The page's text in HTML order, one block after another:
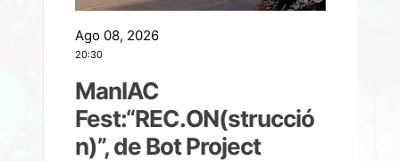
Ago 08, 2026
20:30
ManIAC
Fest:“REC.ON(strucció
n)”, de Bot Project